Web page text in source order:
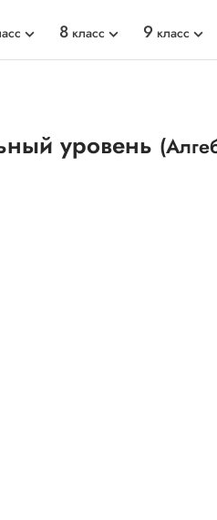
8 класс 9 класс
уровень